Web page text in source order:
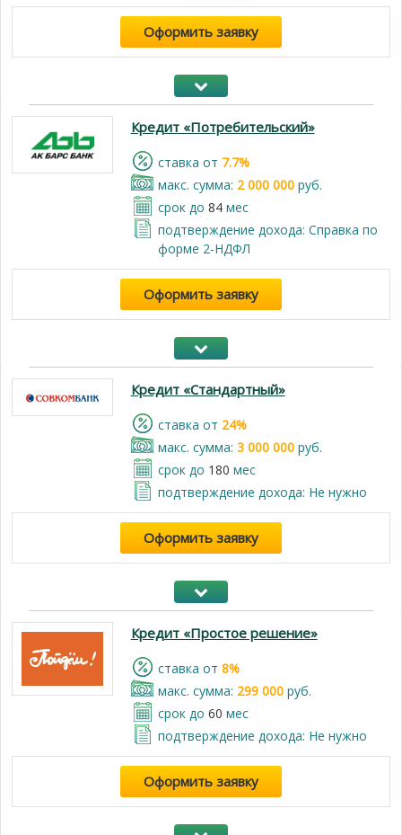
Оформить заявку
Кредит «Потребительский»
cтавка от 7.7%
макс. сумма: 2 000 000руб.
срок до 84мес
подтверждение дохода: Справка по
форме 2-НДФЛ
Оформить заявку
Кредит «Стандартный»
cтавка от 24%
макс. сумма: 3 000 000руб.
срок до 180 мес
подтверждение дохода: Не нужно
Оформить заявку
Кредит «Простое решение»
cтавка от 8%
макс. сумма: 299 000руб.
срок до 60 мес
подтверждение дохода: Не нужно
Оформить заявку